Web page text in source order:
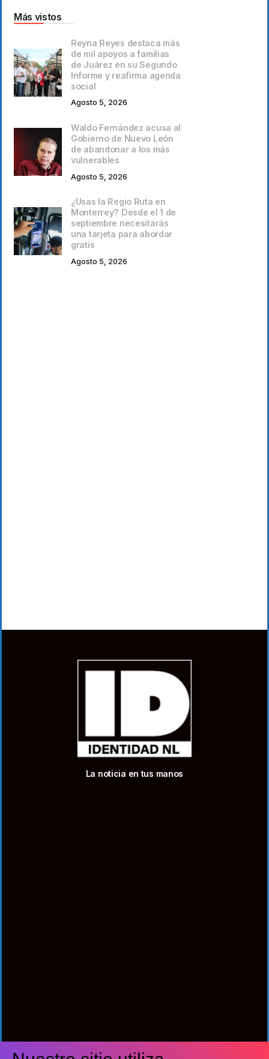
Más vistos
Reyna Reyes destaca más
de mil apoyos a familias
de Juárez en su Segundo
Informe y reafirma agenda
social
Agosto 5, 2026
Waldo Fernández acusa al
Gobierno de Nuevo León
de abandonar a los más
vulnerables
Agosto 5, 2026
¿Usas la Regio Ruta en
Monterrey? Desde el 1 de
septiembre necesitarás
una tarjeta para abordar
gratis
Agosto 5, 2026
La noticia en tus manos